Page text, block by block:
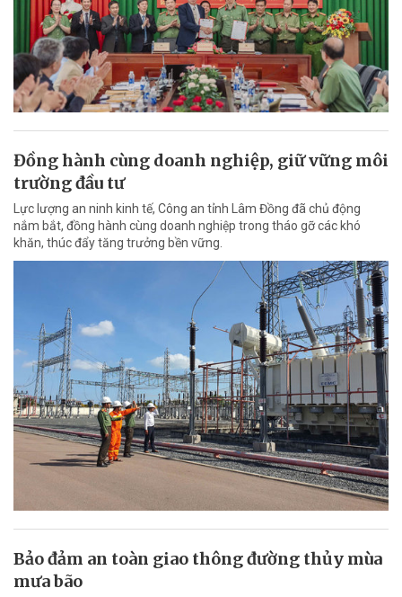
Đồng hành cùng doanh nghiệp, giữ vững môi
trường đầu tư
Lực lượng an ninh kinh tế, Công an tỉnh Lâm Đồng đã chủ động
nắm bắt, đồng hành cùng doanh nghiệp trong tháo gỡ các khó
khăn, thúc đẩy tăng trưởng bền vững.
Bảo đảm an toàn giao thông đường thủy mùa
mưa bão